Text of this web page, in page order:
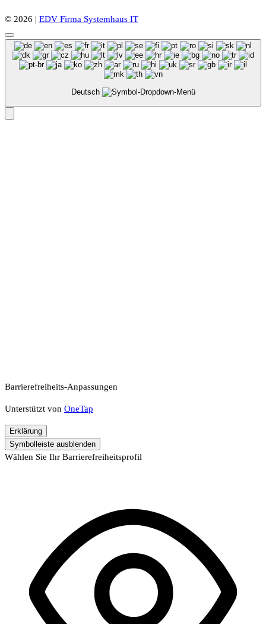
© 2026 | EDV Firma Systemhaus IT
Deutsch
Barrierefreiheits-Anpassungen
Unterstützt von OneTap
Erklärung
Symbolleiste ausblenden
Wählen Sie Ihr Barrierefreiheitsprofil